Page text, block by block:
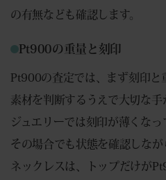
の有無なども確認します。
Pt900の重量と刻印
Pt900の査定では、まず刻印と
素材を判断するうえで大切な
ジュエリーでは刻印が薄くなっ
その場合でも状態を確認しなが
ネックレスは、トップだけが